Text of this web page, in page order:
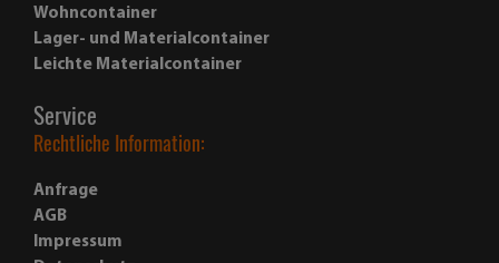
Wohncontainer
Lager- und Materialcontainer
Leichte Materialcontainer
Service
Rechtliche Information:
Anfrage
AGB
Impressum